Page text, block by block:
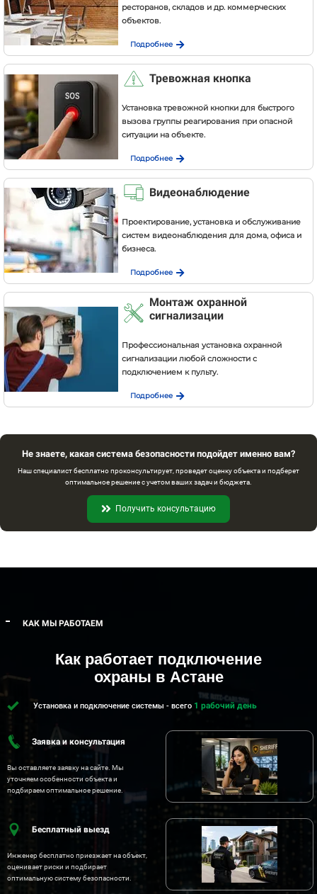
ресторанов, складов и др. коммерческих
объектов.
Подробнее
Тревожная кнопка
Установка тревожной кнопки для быстрого
вызова группы реагирования при опасной
ситуации на объекте.
Подробнее
Видеонаблюдение
Проектирование, установка и обслуживание
систем видеонаблюдения для дома, офиса и
бизнеса.
Подробнее
Монтаж охранной
сигнализации
Профессиональная установка охранной
сигнализации любой сложности с
подключением к пульту.
Подробнее
Не знаете, какая система безопасности подойдет именно вам?
Наш специалист бесплатно проконсультирует, проведет оценку объекта и подберет
оптимальное решение с учетом ваших задач и бюджета.
Получить консультацию
КАК МЫ РАБОТАЕМ
Как работает подключение
охраны в Астане
Установка и подключение системы - всего 1 рабочий день
Заявка и консультация
Вы оставляете заявку на сайте. Мы
уточняем особенности объекта и
подбираем оптимальное решение.
Бесплатный выезд
Инженер бесплатно приезжает на объект,
оценивает риски и подбирает
оптимальную систему безопасности.